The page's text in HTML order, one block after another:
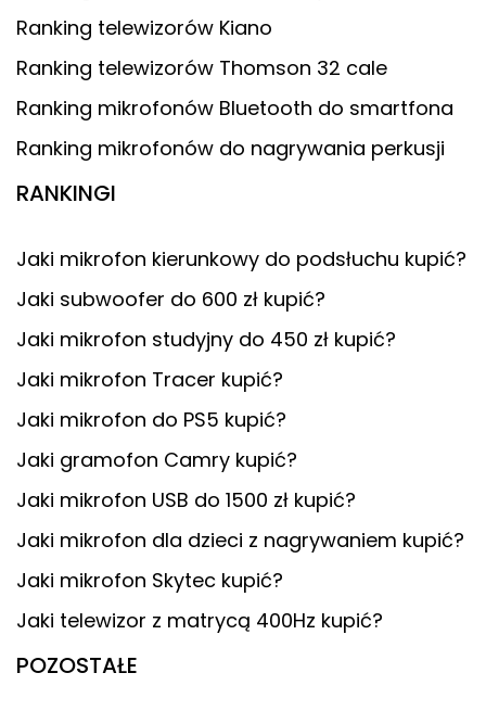
Ranking telewizorów Kiano
Ranking telewizorów Thomson 32 cale
Ranking mikrofonów Bluetooth do smartfona
Ranking mikrofonów do nagrywania perkusji
RANKINGI
Jaki mikrofon kierunkowy do podsłuchu kupić?
Jaki subwoofer do 600 zł kupić?
Jaki mikrofon studyjny do 450 zł kupić?
Jaki mikrofon Tracer kupić?
Jaki mikrofon do PS5 kupić?
Jaki gramofon Camry kupić?
Jaki mikrofon USB do 1500 zł kupić?
Jaki mikrofon dla dzieci z nagrywaniem kupić?
Jaki mikrofon Skytec kupić?
Jaki telewizor z matrycą 400Hz kupić?
POZOSTAŁE